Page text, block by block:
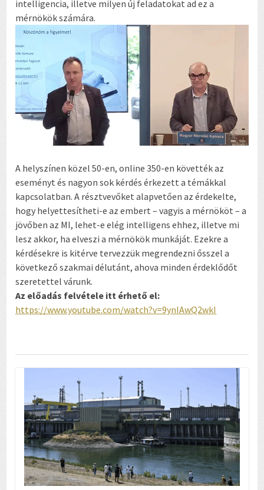
intelligencia, illetve milyen új feladatokat ad ez a
mérnökök számára.
A helyszínen közel 50-en, online 350-en követték az
eseményt és nagyon sok kérdés érkezett a témákkal
kapcsolatban. A résztvevőket alapvetően az érdekelte,
hogy helyettesítheti-e az embert – vagyis a mérnököt – a
jövőben az MI, lehet-e elég intelligens ehhez, illetve mi
lesz akkor, ha elveszi a mérnökök munkáját. Ezekre a
kérdésekre is kitérve tervezzük megrendezni ősszel a
következő szakmai délutánt, ahova minden érdeklődőt
szeretettel várunk.
Az előadás felvétele itt érhető el:
https://www.youtube.com/watch?v=9ynIAwQ2wkI